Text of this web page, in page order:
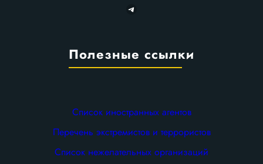
Telegram
Полезные ссылки
Список иностранных агентов
Перечень экстремистов и террористов
Список нежелательных организаций